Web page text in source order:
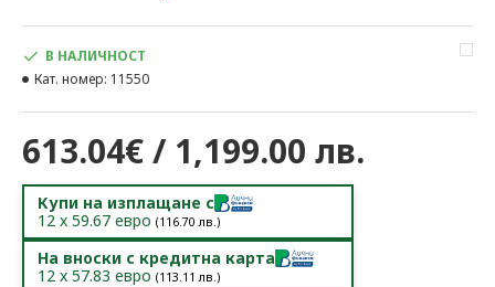
613.04€ / 1,199.00 лв.
В НАЛИЧНОСТ
Кат. номер: 11550
Купи на изплащане с
12 x 59.67 евро (116.70 лв.)
На вноски с кредитна карта
12 x 57.83 евро (113.11 лв.)